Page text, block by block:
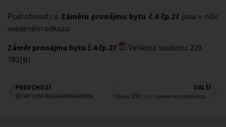
Podrobnosti o Záměru pronájmu bytu č.4 čp.27jsou v níže
uvedeném odkazu:
Záměr pronájmu bytu č.4 čp.27
Velikost souboru: 229
782(B)
PŘEDCHOZÍ
SPORTOVNÍ MAŠKARNÍ KARNEVAL
DALŠÍ
Výluky SŽDC s.o. s vlivem na osobní dopravu ČD